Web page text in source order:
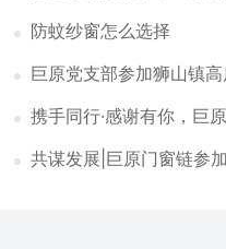
活动
防蚊纱窗怎么选择
巨原党支部参加狮山镇高
携手同行·感谢有你，巨
月份员工生日会圆满举办
共谋发展|巨原门窗链参